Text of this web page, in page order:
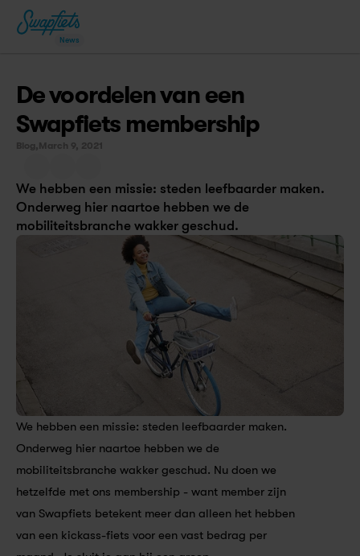
News
De voordelen van een
Swapfiets membership
Blog, March 9, 2021
We hebben een missie: steden leefbaarder maken.
Onderweg hier naartoe hebben we de
mobiliteitsbranche wakker geschud.
We hebben een missie: steden leefbaarder maken.
Onderweg hier naartoe hebben we de
mobiliteitsbranche wakker geschud. Nu doen we
hetzelfde met ons membership - want member zijn
van Swapfiets betekent meer dan alleen het hebben
van een kickass-fiets voor een vast bedrag per